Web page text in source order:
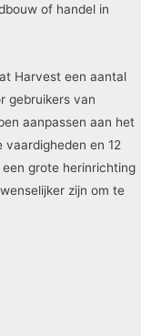
of handel in
Harvest een aantal
gebruikers van
aanpassen aan het
vaardigheden en 12
grote herinrichting
zijn om te